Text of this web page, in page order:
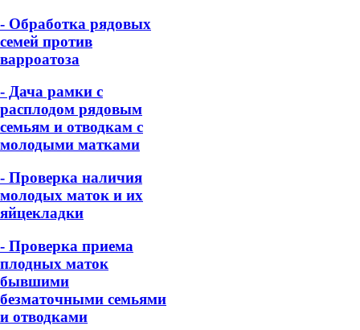
- Обработка рядовых
семей против
варроатоза
- Дача рамки с
расплодом рядовым
семьям и отводкам с
молодыми матками
- Проверка наличия
молодых маток и их
яйцекладки
- Проверка приема
плодных маток
бывшими
безматочными семьями
и отводками